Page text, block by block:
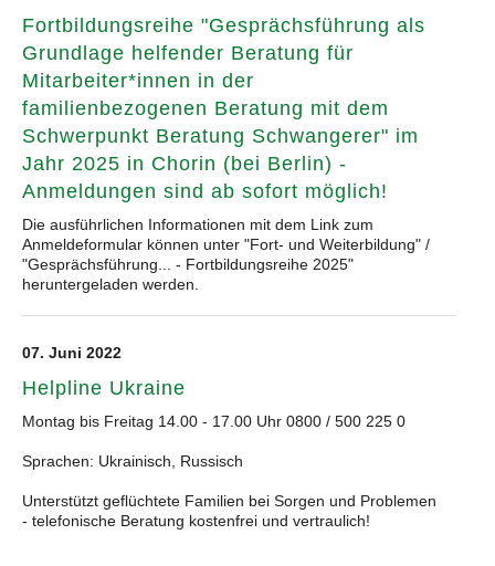
Fortbildungsreihe "Gesprächsführung als
Grundlage helfender Beratung für
Mitarbeiter*innen in der
familienbezogenen Beratung mit dem
Schwerpunkt Beratung Schwangerer" im
Jahr 2025 in Chorin (bei Berlin) -
Anmeldungen sind ab sofort möglich!
Die ausführlichen Informationen mit dem Link zum
Anmeldeformular können unter "Fort- und Weiterbildung" /
"Gesprächsführung... - Fortbildungsreihe 2025"
heruntergeladen werden.
07. Juni 2022
Helpline Ukraine
Montag bis Freitag 14.00 - 17.00 Uhr 0800 / 500 225 0
Sprachen: Ukrainisch, Russisch
Unterstützt geflüchtete Familien bei Sorgen und Problemen
- telefonische Beratung kostenfrei und vertraulich!